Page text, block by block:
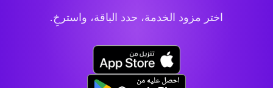
اختر مزود الخدمة، حدد الباقة، واسترخِ.